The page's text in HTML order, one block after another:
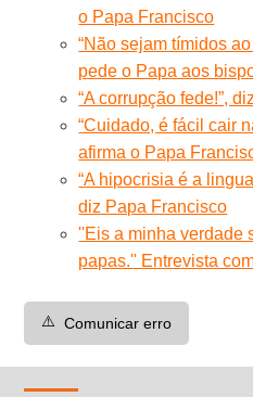
o Papa Francisco
“Não sejam tímidos
pede o Papa aos
“A corrupção fede!”,
“Cuidado, é fácil cair
afirma o Papa
“A hipocrisia é a
diz Papa Francisco
''Eis a minha verdade
papas.'' Entrevista
⚠️ Comunicar erro